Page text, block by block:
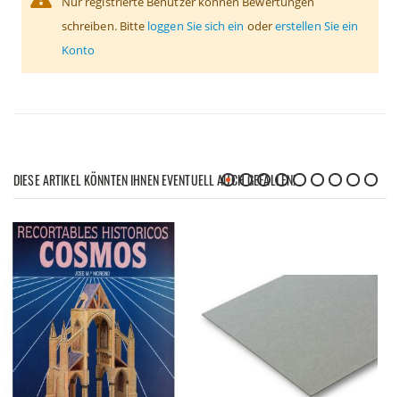
schreiben. Bitte loggen Sie sich ein odererstellen Sie ein
Konto
DIESE ARTIKEL KÖNNTEN IHNEN EVENTUELL AUCH GEFALLEN!